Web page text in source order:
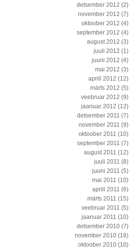
detsember 2012 (2)
november 2012 (7)
oktoober 2012 (4)
september 2012 (4)
august 2012 (3)
juuli 2012 (1)
juuni 2012 (4)
mai 2012 (3)
aprill 2012 (12)
märts 2012 (5)
veebruar 2012 (9)
jaanuar 2012 (12)
detsember 2011 (7)
november 2011 (9)
oktoober 2011 (10)
september 2011 (7)
august 2011 (12)
juuli 2011 (8)
juuni 2011 (5)
mai 2011 (10)
aprill 2011 (6)
märts 2011 (15)
veebruar 2011 (5)
jaanuar 2011 (10)
detsember 2010 (7)
november 2010 (18)
oktoober 2010 (10)